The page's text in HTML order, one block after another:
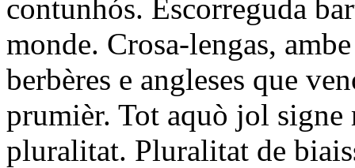
contunhós. Escorreguda
monde. Crosa-lengas,
berbères e angleses que
prumièr. Tot aquò jol signe
pluralitat. Pluralitat de